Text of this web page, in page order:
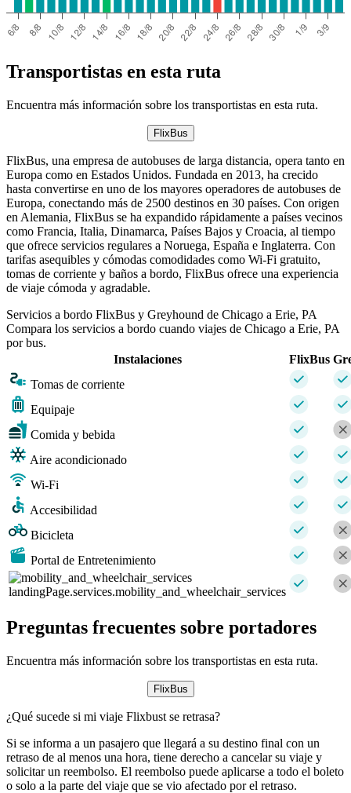
Transportistas en esta ruta
Encuentra más información sobre los transportistas en esta ruta.
FlixBus
FlixBus, una empresa de autobuses de larga distancia, opera tanto en
Europa como en Estados Unidos. Fundada en 2013, ha crecido
hasta convertirse en uno de los mayores operadores de autobuses de
Europa, conectando más de 2500 destinos en 30 países. Con origen
en Alemania, FlixBus se ha expandido rápidamente a países vecinos
como Francia, Italia, Dinamarca, Países Bajos y Croacia, al tiempo
que ofrece servicios regulares a Noruega, España e Inglaterra. Con
tarifas asequibles y cómodas comodidades como Wi-Fi gratuito,
tomas de corriente y baños a bordo, FlixBus ofrece una experiencia
de viaje cómoda y agradable.
Servicios a bordo FlixBus y Greyhound de Chicago a Erie, PA
Compara los servicios a bordo cuando viajes de Chicago a Erie, PA
por bus.
Instalaciones
FlixBus
Tomas de corriente
Equipaje
Comida y bebida
Aire acondicionado
Wi-Fi
Accesibilidad
Bicicleta
Portal de Entretenimiento
landingPage.services.mobility_and_wheelchair_services
Preguntas frecuentes sobre portadores
Encuentra más información sobre los transportistas en esta ruta.
FlixBus
¿Qué sucede si mi viaje Flixbust se retrasa?
Si se informa a un pasajero que llegará a su destino final con un
retraso de al menos una hora, tiene derecho a cancelar su viaje y
solicitar un reembolso. El reembolso puede aplicarse a todo el boleto
o solo a la parte del viaje que se vio afectado por el retraso.